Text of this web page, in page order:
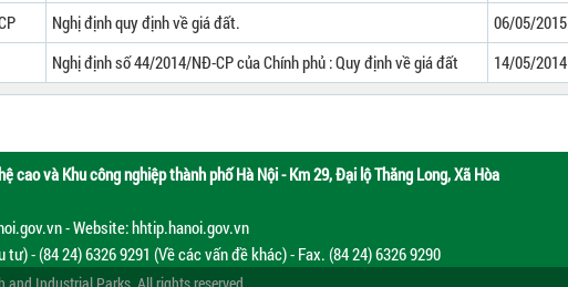
Nghị định quy định về giá đất. 06/05/2015
Nghị định số 44/2014/NĐ-CP của Chính phủ : Quy định về giá đất 14/05/2014
cao và Khu công nghiệp thành phố Hà Nội - Km 29, Đại lộ Thăng Long, Xã Hòa
- Website: hhtip.hanoi.gov.vn
tư) - (84 24) 6326 9291 (Về các vấn đề khác) - Fax. (84 24) 6326 9290